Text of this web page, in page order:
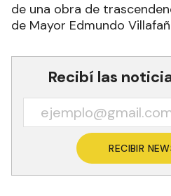
de una obra de
de Mayor Edmundo
Recibí las
RECIBIR